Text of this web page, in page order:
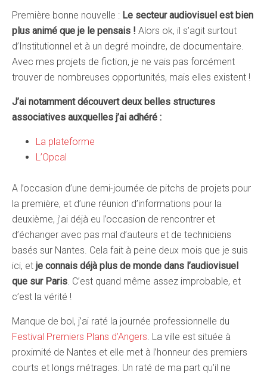
Première bonne nouvelle : Le secteur audiovisuel est bien
plus animé que je le pensais ! Alors ok, il s’agit surtout
d’Institutionnel et à un degré moindre, de documentaire.
Avec mes projets de fiction, je ne vais pas forcément
trouver de nombreuses opportunités, mais elles existent !
J’ai notamment découvert deux belles structures
associatives auxquelles j’ai adhéré :
La plateforme
L’Opcal
A l’occasion d’une demi-journée de pitchs de projets pour
la première, et d’une réunion d’informations pour la
deuxième, j’ai déjà eu l’occasion de rencontrer et
d’échanger avec pas mal d’auteurs et de techniciens
basés sur Nantes. Cela fait à peine deux mois que je suis
ici, et je connais déjà plus de monde dans l’audiovisuel
que sur Paris. C’est quand même assez improbable, et
c’est la vérité !
Manque de bol, j’ai raté la journée professionnelle du
Festival Premiers Plans d’Angers. La ville est située à
proximité de Nantes et elle met à l’honneur des premiers
courts et longs métrages. Un raté de ma part qu’il ne